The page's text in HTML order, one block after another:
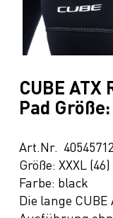
CUBE
Pad
Art.Nr.
Größe: XXXL (46)
Farbe: black
Die lange CUBE